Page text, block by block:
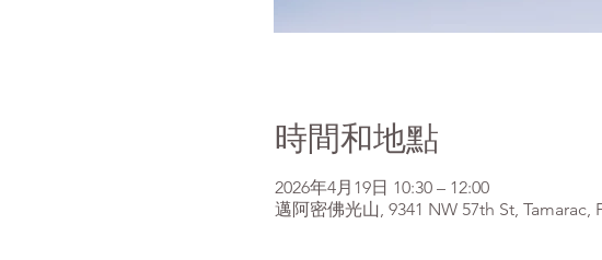
時間和地點
2026年4月19日 10:30 – 12:00
邁阿密佛光山, 9341 NW 57th St, Tamarac,